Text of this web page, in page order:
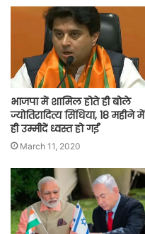
भाजपा में शामिल होते ही बोले
ज्योतिरादित्य सिंधिया, 18 महीने में
ही उम्मीदें ध्वस्त हो गईं
March 11, 2020